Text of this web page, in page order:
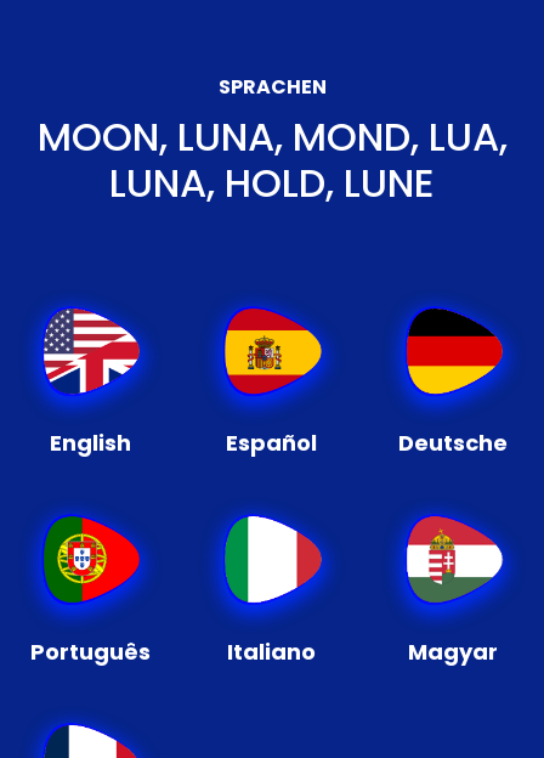
SPRACHEN
MOON, LUNA, MOND, LUA,
LUNA, HOLD, LUNE
English Español Deutsche
Português Italiano Magyar